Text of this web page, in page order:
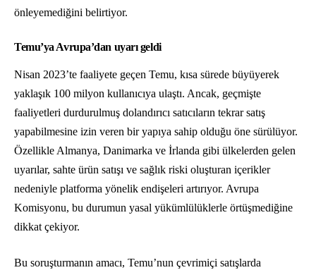
önleyemediğini belirtiyor.
Temu’ya Avrupa’dan uyarı geldi
Nisan 2023’te faaliyete geçen Temu, kısa sürede büyüyerek
yaklaşık 100 milyon kullanıcıya ulaştı. Ancak, geçmişte
faaliyetleri durdurulmuş dolandırıcı satıcıların tekrar satış
yapabilmesine izin veren bir yapıya sahip olduğu öne sürülüyor.
Özellikle Almanya, Danimarka ve İrlanda gibi ülkelerden gelen
uyarılar, sahte ürün satışı ve sağlık riski oluşturan içerikler
nedeniyle platforma yönelik endişeleri artırıyor. Avrupa
Komisyonu, bu durumun yasal yükümlülüklerle örtüşmediğine
dikkat çekiyor.
Bu soruşturmanın amacı, Temu’nun çevrimiçi satışlarda